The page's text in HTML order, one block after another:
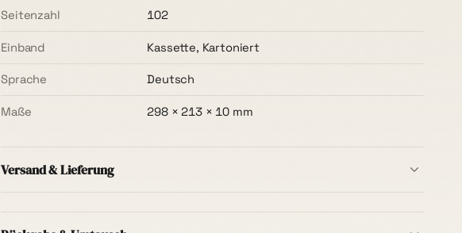
Seitenzahl 102
Einband Kassette, Kartoniert
Sprache Deutsch
Maße 298 × 213 × 10 mm
Versand & Lieferung